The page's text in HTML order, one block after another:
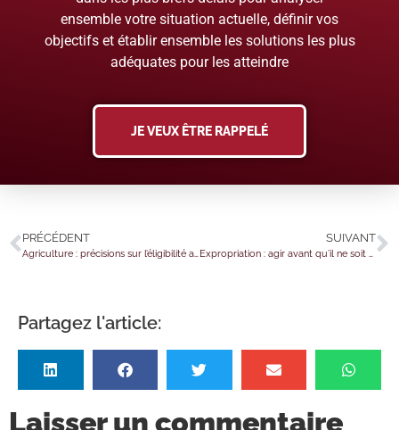
ensemble votre situation actuelle, définir vos
objectifs et établir ensemble les solutions les plus
adéquates pour les atteindre
JE VEUX ÊTRE RAPPELÉ
PRÉCÉDENT SUIVANT
Partagez l'article:
Laisser un commentaire